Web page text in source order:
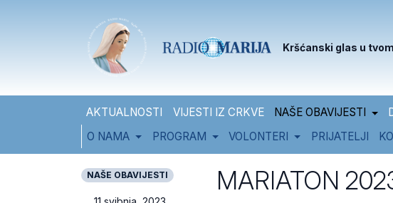
Kršćanski glas u
AKTUALNOSTI VIJESTI IZ CRKVE NAŠE OBAVIJESTI
O NAMA
PROGRAM VOLONTERI PRIJATELJI
NAŠE OBAVIJESTI MARIATON